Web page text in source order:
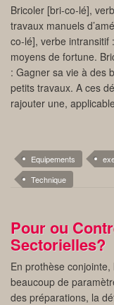
Bricoler [bri-co-lé],
travaux manuels
co-lé], verbe intransitif
moyens de fortune.
: Gagner sa vie à des
petits travaux. A ces
rajouter une,
Equipements
Technique
Pour ou
Sectorielles?
En prothèse
beaucoup de
des préparations, la